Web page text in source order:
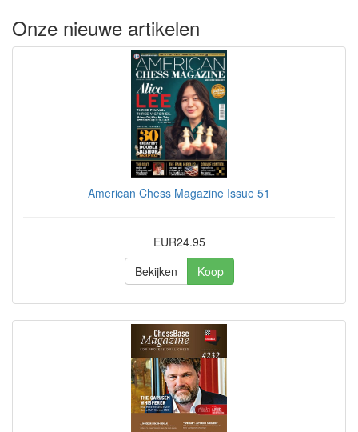
Onze nieuwe artikelen
American Chess Magazine Issue 51
EUR24.95
Bekijken
Koop